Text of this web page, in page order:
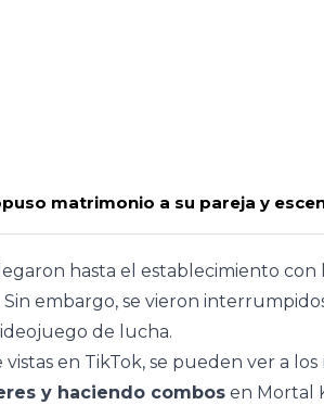
matrimonio a su pareja y
hasta el establecimiento con
embargo, se vieron
de lucha.
en TikTok, se pueden ver a
y haciendo combos en Mortal